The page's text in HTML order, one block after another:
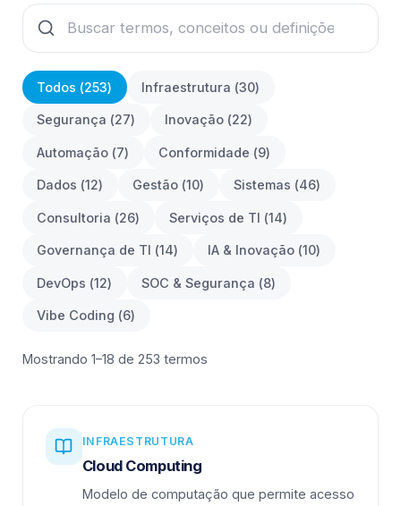
Todos (253) Infraestrutura (30)
Segurança (27) Inovação (22)
Automação (7) Conformidade (9)
Dados (12) Gestão (10) Sistemas (46)
Consultoria (26) Serviços de TI (14)
Governança de TI (14) IA & Inovação (10)
DevOps (12) SOC & Segurança (8)
Vibe Coding (6)
Mostrando 1–18 de 253 termos
INFRAESTRUTURA
Cloud Computing
Modelo de computação que permite acesso